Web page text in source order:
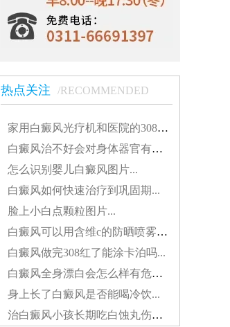
热点关注 /RECOMMENDED
家用白癜风光疗机和医院的308有什么不同...
白癜风治不好会对身体器官有影响吗...
怎么识别婴儿白癜风图片...
白癜风如何快速治疗到巩固期...
脸上小白点颗粒图片...
白癜风可以用含维c的防晒喷雾吗...
白癜风做完308红了能涂卡泊吗...
白癜风全身漂白会怎么样有危害吗...
身上长了白癜风是否能喝冷饮...
治白癜风小孩长期吃白蚀丸伤肝吗...